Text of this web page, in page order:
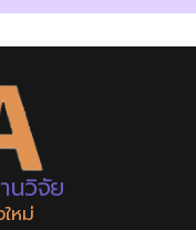
นวิจัย
หม่